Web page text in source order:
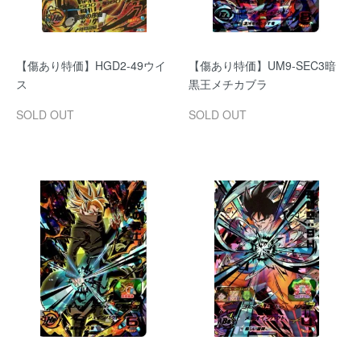
【傷あり特価】HGD2-49ウイ
ス
SOLD OUT
【傷あり特価】UM9-SEC3暗
黒王メチカブラ
SOLD OUT